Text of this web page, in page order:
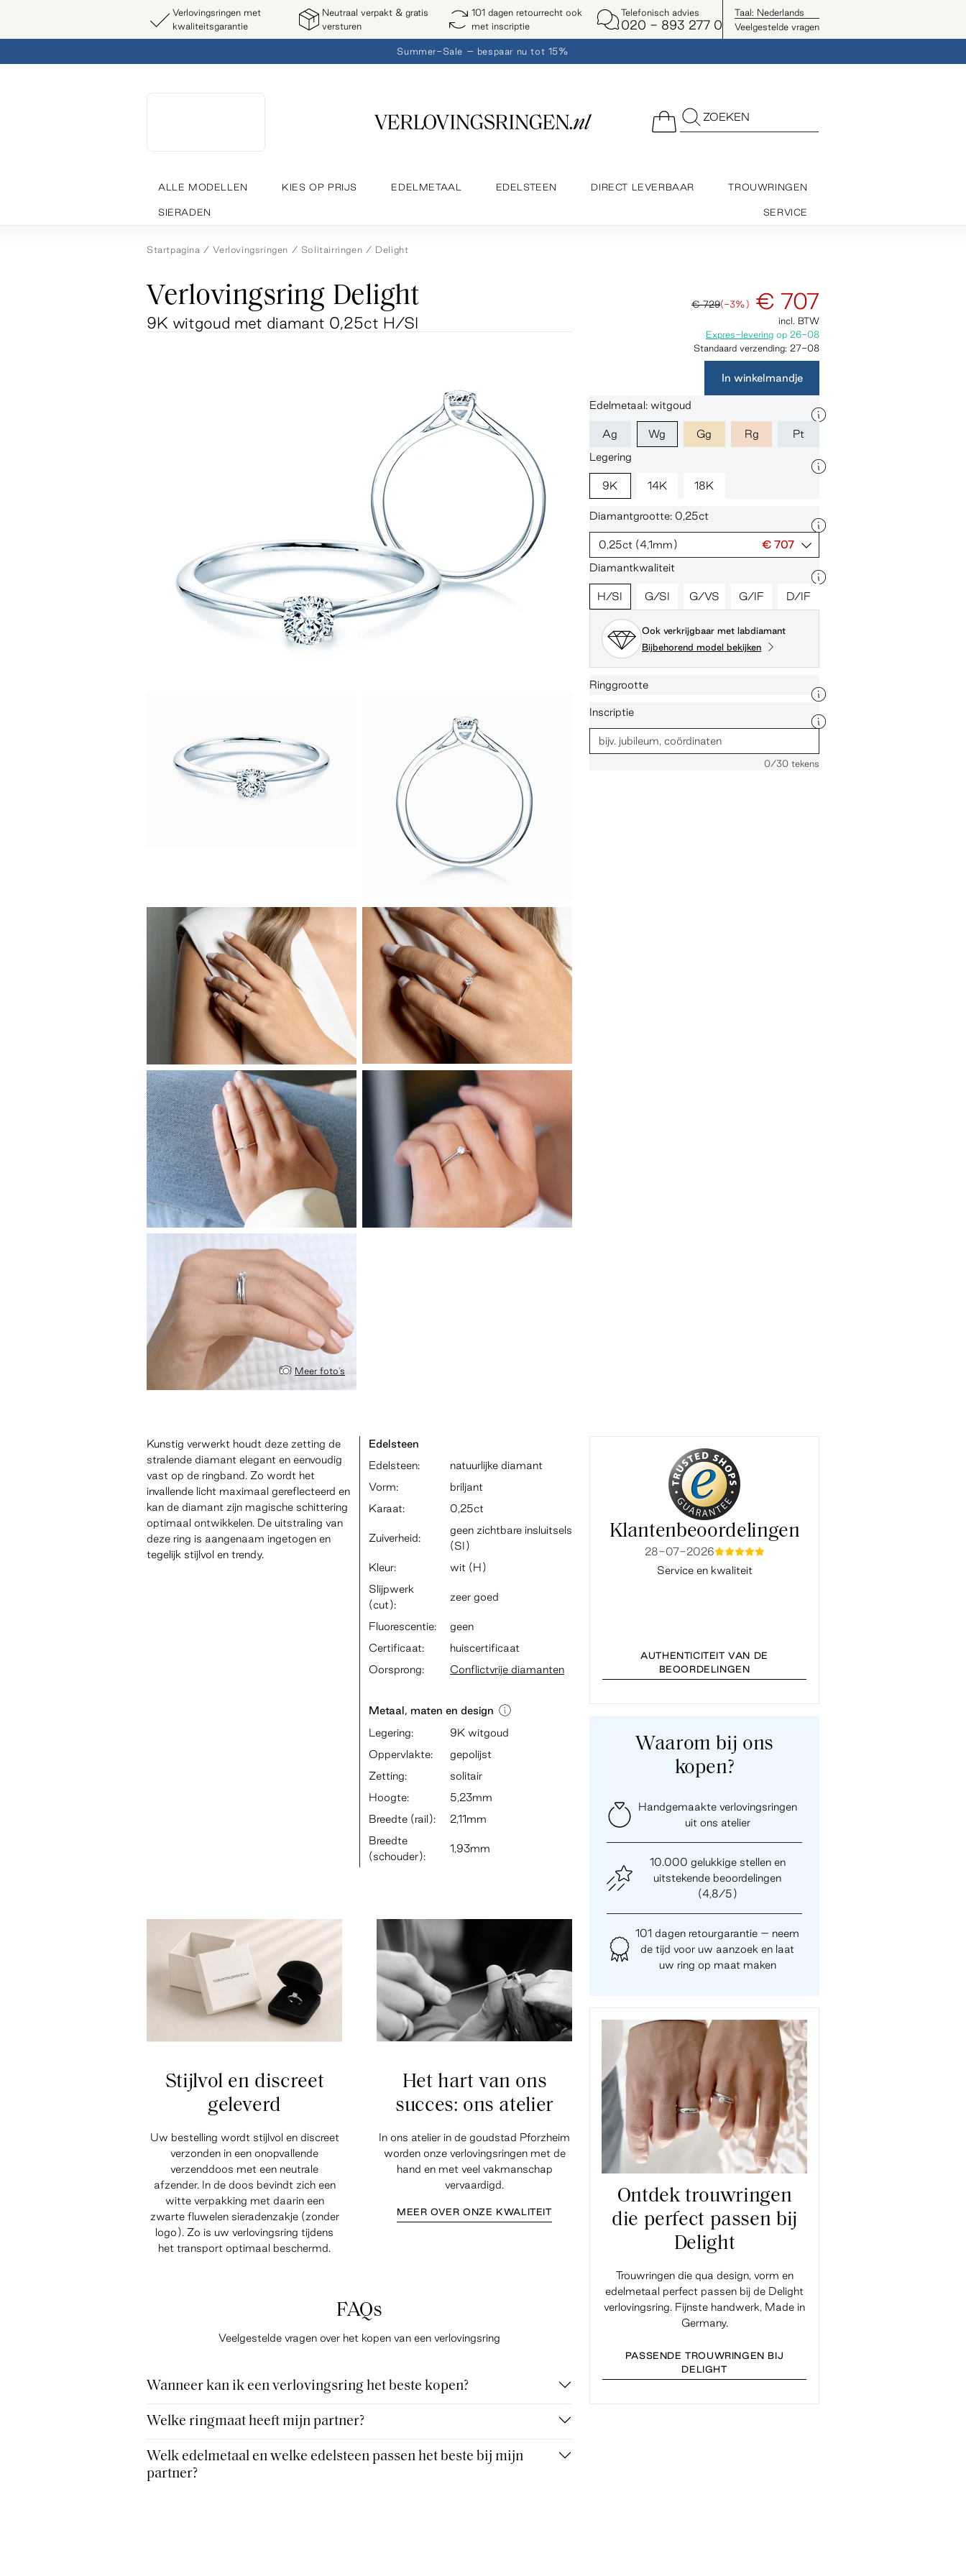
Verlovingsringen met
kwaliteitsgarantie
Neutraal verpakt & gratis
versturen
101 dagen retourrecht ook
met inscriptie
Telefonisch advies
020 - 893 277 0
Taal: Nederlands
Veelgestelde vragen
Summer-Sale – bespaar nu tot 15%
ZOEKEN
ALLE MODELLEN KIES OP PRIJS EDELMETAAL EDELSTEEN DIRECT LEVERBAAR TROUWRINGEN
SIERADEN SERVICE
Startpagina Verlovingsringen Solitairringen Delight
Verlovingsring Delight
9K witgoud met diamant 0,25ct H/SI
Meer foto's
€ 729(-3%) € 707
incl. BTW
Expres-levering op 26-08
Standaard verzending: 27-08
In winkelmandje
Edelmetaal: witgoud
Ag Wg Gg Rg
Pt
Legering
9K 14K 18K
Diamantgrootte: 0,25ct
0,25ct (4,1mm)
€ 707
Diamantkwaliteit
H/SI G/SI G/VS G/IF D/IF
Ook verkrijgbaar met labdiamant
Bijbehorend model bekijken
Ringgrootte
Inscriptie
0/30 tekens
Kunstig verwerkt houdt deze zetting de
stralende diamant elegant en eenvoudig
vast op de ringband. Zo wordt het
invallende licht maximaal gereflecteerd en
kan de diamant zijn magische schittering
optimaal ontwikkelen. De uitstraling van
deze ring is aangenaam ingetogen en
tegelijk stijlvol en trendy.
Edelsteen
Edelsteen:
natuurlijke diamant
Vorm:
briljant
Karaat:
0,25ct
Zuiverheid:
geen zichtbare insluitsels
(SI)
Kleur:
wit (H)
Slijpwerk
(cut):
zeer goed
Fluorescentie:
geen
Certificaat:
huiscertificaat
Oorsprong:
Conflictvrije diamanten
Metaal, maten en design
Legering:
9K witgoud
Oppervlakte:
gepolijst
Zetting:
solitair
Hoogte:
5,23mm
Breedte (rail):
2,11mm
Breedte
(schouder):
1,93mm
Stijlvol en discreet
geleverd
Uw bestelling wordt stijlvol en discreet
verzonden in een onopvallende
verzenddoos met een neutrale
afzender. In de doos bevindt zich een
witte verpakking met daarin een
zwarte fluwelen sieradenzakje (zonder
logo). Zo is uw verlovingsring tijdens
het transport optimaal beschermd.
Het hart van ons
succes: ons atelier
In ons atelier in de goudstad Pforzheim
worden onze verlovingsringen met de
hand en met veel vakmanschap
vervaardigd.
MEER OVER ONZE KWALITEIT
FAQs
Veelgestelde vragen over het kopen van een verlovingsring
Wanneer kan ik een verlovingsring het beste kopen?
Welke ringmaat heeft mijn partner?
Welk edelmetaal en welke edelsteen passen het beste bij mijn
partner?
Klantenbeoordelingen
28-07-2026mmmmm
Service en kwaliteit
AUTHENTICITEIT VAN DE
BEOORDELINGEN
Waarom bij ons
kopen?
Handgemaakte verlovingsringen
uit ons atelier
10.000 gelukkige stellen en
uitstekende beoordelingen
(4,8/5)
101 dagen retourgarantie – neem
de tijd voor uw aanzoek en laat
uw ring op maat maken
Ontdek trouwringen
die perfect passen bij
Delight
Trouwringen die qua design, vorm en
edelmetaal perfect passen bij de Delight
verlovingsring. Fijnste handwerk, Made in
Germany.
PASSENDE TROUWRINGEN BIJ
DELIGHT